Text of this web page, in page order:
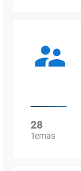
28
Temas